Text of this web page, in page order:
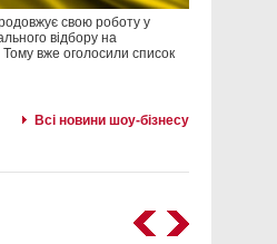
свою роботу у
відбору на
вже оголосили список
Всі новини шоу-бізнесу